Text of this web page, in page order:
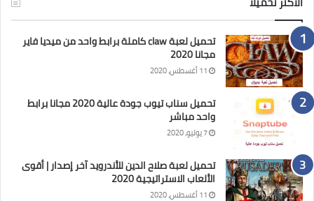
تحميل لعبة claw كاملة برابط واحد من ميديا فاير
مجانا 2020
11 أغسطس، 2020
تحميل سناب تيوب جودة عالية 2020 مجانا برابط
واحد مباشر
7 يوليو، 2020
تحميل لعبة صلاح الدين للأندرويد آخر إصدار | أقوى
الألعاب الاستراتيجية 2020
11 أغسطس، 2020